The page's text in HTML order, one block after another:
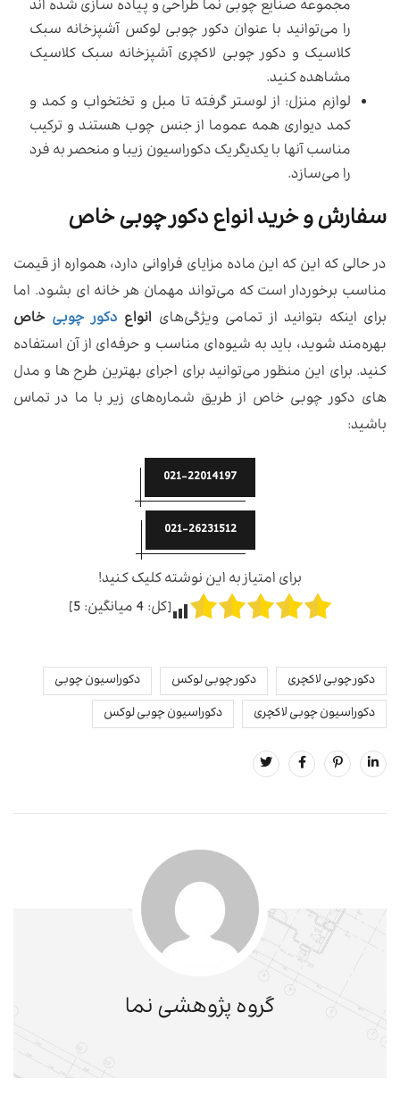
مجموعه صنایع چوبی نما طراحی و پیاده سازی شده اند
را می‌توانید با عنوان دکور چوبی لوکس آشپزخانه سبک
کلاسیک و دکور چوبی لاکچری آشپزخانه سبک کلاسیک
مشاهده کنید.
لوازم منزل: از لوستر گرفته تا مبل و تختخواب و کمد و
کمد دیواری همه عموما از جنس چوب هستند و ترکیب
مناسب آنها با یکدیگر یک دکوراسیون زیبا و منحصر به فرد
را می‌سازد.
سفارش و خرید انواع دکور چوبی خاص
در حالی که این که این ماده مزایای فراوانی دارد، همواره از قیمت
مناسب برخوردار است که می‌تواند مهمان هر خانه ای بشود. اما
برای اینکه بتوانید از تمامی ویژگی‌های انواع دکور چوبی خاص
بهره‌مند شوید، باید به شیوه‌ای مناسب و حرفه‌ای از آن استفاده
کنید. برای این منظور می‌توانید برای اجرای بهترین طرح ها و مدل
های دکور چوبی خاص از طریق شماره‌های زیر با ما در تماس
باشید:
021-22014197
021-26231512
برای امتیاز به این نوشته کلیک کنید!
[کل:4میانگین:5
]
دکور چوبی لاکچری دکور چوبی لوکس
دکوراسیون چوبی
دکوراسیون چوبی لاکچری
دکوراسیون چوبی لوکس
گروه پژوهشی نما